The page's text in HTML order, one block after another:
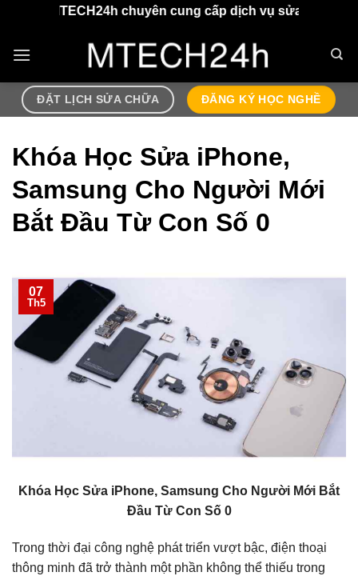
nội
chuyên cung cấp dịch vụ sửa chữa điện thoại,
ĐẶT LỊCH SỬA CHỮA ĐĂNG KÝ HỌC NGHỀ
Khóa Học Sửa iPhone,
Samsung Cho Người Mới
Bắt Đầu Từ Con Số 0
07
Th5
Khóa Học Sửa iPhone, Samsung Cho Người Mới Bắt
Đầu Từ Con Số 0
Trong thời đại công nghệ phát triển vượt bậc, điện thoại
thông minh đã trở thành một phần không thể thiếu trong